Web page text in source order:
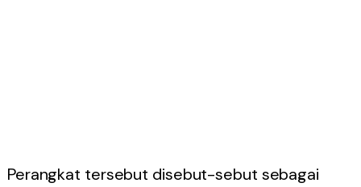
Perangkat tersebut disebut-sebut sebagai